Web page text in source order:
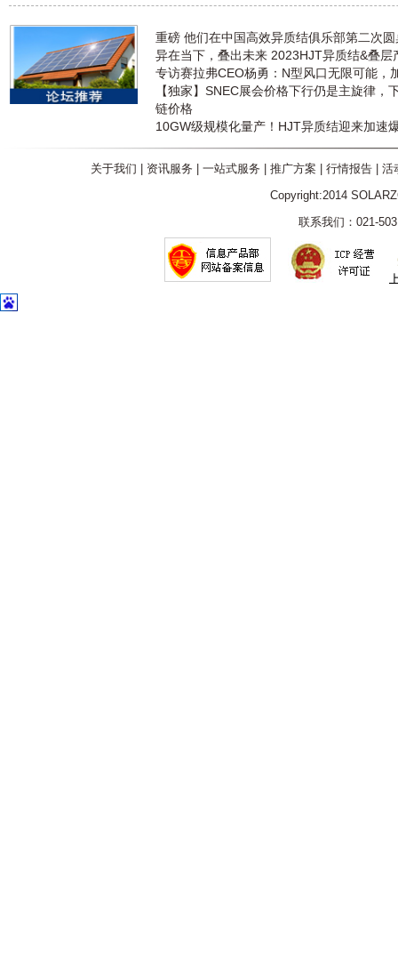
重磅 他们在中国高效异质结俱乐部第二次
异在当下，叠出未来 2023HJT异质结&叠层
专访赛拉弗CEO杨勇：N型风口无限可能，
【独家】SNEC展会价格下行仍是主旋律，
链价格
10GW级规模化量产！HJT异质结迎来加速
关于我们 | 资讯服务 | 一站式服务 | 推广方案 | 行情报告| 活
Copyright:2014
联系我们：021-